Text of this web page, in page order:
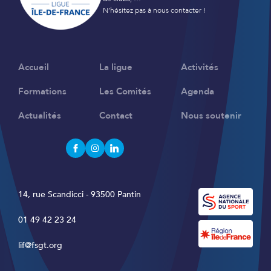
une attestation de 100m nage libre.
Clubs FSGT :Pour les animateurs
reconnus, le club ou le comité peut parfois
qualification-BAFA-2025-2026.html
N’hésitez pas à nous contacter !
Accueil La ligue
Activités
Formations
Les Comités
Agenda
Actualités
Contact Nous soutenir
14, rue Scandicci - 93500 Pantin
01 49 42 23 24
lif@fsgt.org